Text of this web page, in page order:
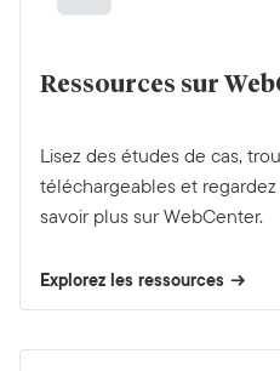
Ressources sur
Lisez des études de cas,
téléchargeables et
savoir plus sur WebCenter.
Explorez les ressources